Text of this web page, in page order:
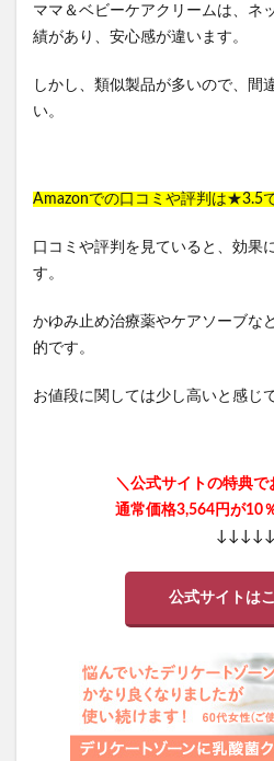
ママ＆ベビーケアクリームは、ネ
績があり、安心感が違います。
しかし、類似製品が多いので、間
い。
Amazonでの口コミや評判は★3.5
口コミや評判を見ていると、効果
す。
かゆみ止め治療薬やケアソーブな
的です。
お値段に関しては少し高いと感じ
＼公式サイトの特典で
通常価格3,564円が10
↓↓↓↓↓
公式サイトは